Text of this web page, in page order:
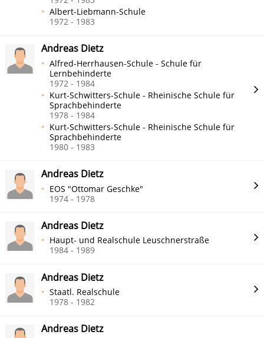
Albert-Liebmann-Schule
1972 - 1983
Andreas Dietz
Alfred-Herrhausen-Schule - Schule für
Lernbehinderte
1972 - 1984
Kurt-Schwitters-Schule - Rheinische Schule für
Sprachbehinderte
1978 - 1984
Kurt-Schwitters-Schule - Rheinische Schule für
Sprachbehinderte
1980 - 1983
Andreas Dietz
EOS "Ottomar Geschke"
1974 - 1978
Andreas Dietz
Haupt- und Realschule Leuschnerstraße
1984 - 1989
Andreas Dietz
Staatl. Realschule
1978 - 1982
Andreas Dietz